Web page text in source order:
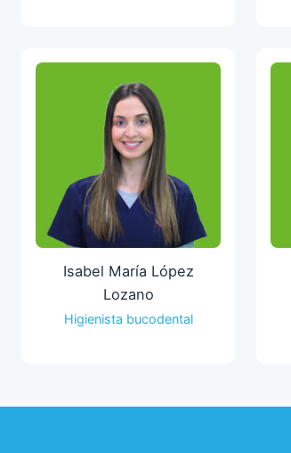
Isabel María López
Lozano
Higienista bucodental